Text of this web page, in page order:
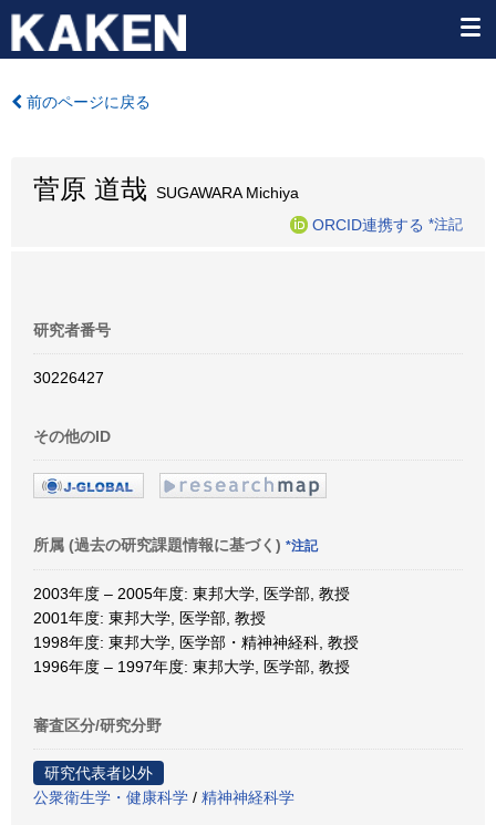
前のページに戻る
菅原 道哉 SUGAWARA Michiya
ORCID連携する *注記
研究者番号
30226427
その他のID
所属 (過去の研究課題情報に基づく) *注記
2003年度 – 2005年度: 東邦大学, 医学部, 教授
2001年度: 東邦大学, 医学部, 教授
1998年度: 東邦大学, 医学部・精神神経科, 教授
1996年度 – 1997年度: 東邦大学, 医学部, 教授
審査区分/研究分野
研究代表者以外
公衆衛生学・健康科学 / 精神神経科学